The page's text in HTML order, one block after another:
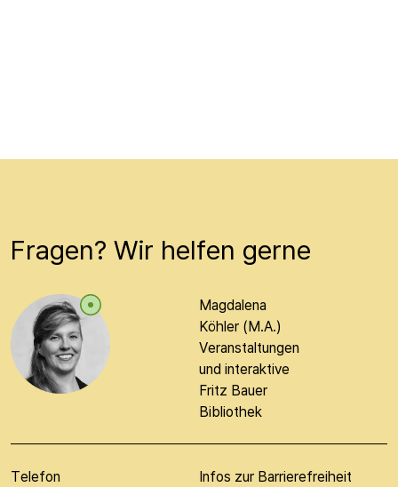
Fragen? Wir helfen gerne
Magdalena
Köhler (M.A.)
Veranstaltungen
und interaktive
Fritz Bauer
Bibliothek
Telefon Infos zur Barrierefreiheit